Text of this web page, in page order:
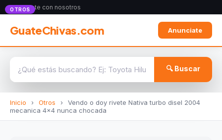
Anunciate con nosotros
GuateChivas.com Anunciate
🔍 Buscar
Inicio › Otros ›
Vendo o doy rivete Nativa turbo disel 2004
mecanica 4x4 nunca chocada
OTROS